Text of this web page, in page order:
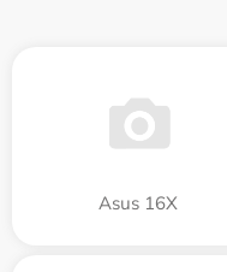
Asus 16X